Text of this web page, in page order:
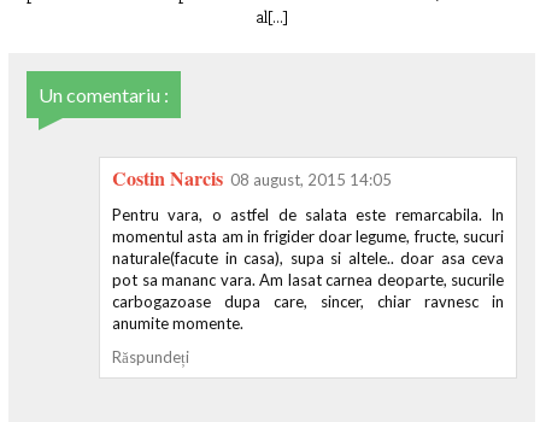
al[...]
Un comentariu :
Costin Narcis 08 august, 2015 14:05
Pentru vara, o astfel de salata este remarcabila. In
momentul asta am in frigider doar legume, fructe, sucuri
naturale(facute in casa), supa si altele.. doar asa ceva
pot sa mananc vara. Am lasat carnea deoparte, sucurile
carbogazoase dupa care, sincer, chiar ravnesc in
anumite momente.
Răspundeți